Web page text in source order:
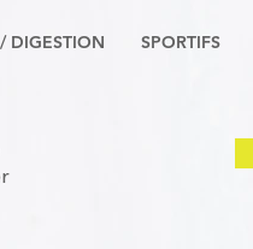
DIGESTION SPORTIFS